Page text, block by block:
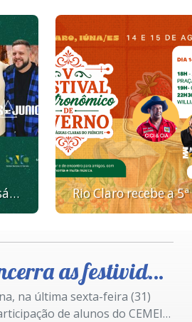
Feira Arte e Sabor acontece neste sábado (08)
julinas em Iúna
na última sexta-feira (31)
de alunos do CEMEI